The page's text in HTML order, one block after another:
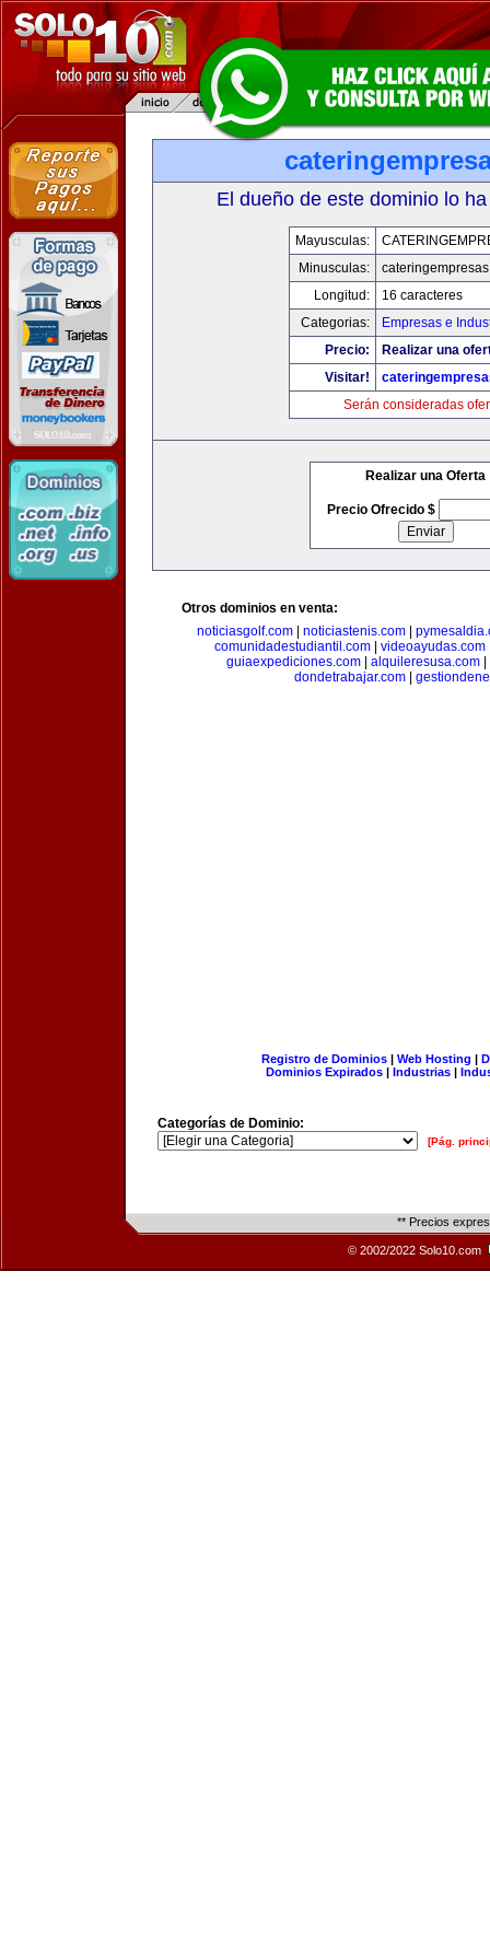
El dueño de este dominio lo
Mayusculas:
Minusculas:
Longitud:
16 caracteres
Categorias:
Empresas e
Precio:
Realizar una
Visitar!
Serán consideradas
Realizar una Oferta
Precio Ofrecido $
Otros dominios en venta:
noticiasgolf.com| noticiastenis.com|
comunidadestudiantil.com| videoayudas.com
guiaexpediciones.com| alquileresusa.com|
dondetrabajar.com|
Registro de Dominios| Web Hosting |
Dominios Expirados | Industrias |
Categorías de Dominio:
[Pág.
** Precios
© 2002/2022 Solo10.com